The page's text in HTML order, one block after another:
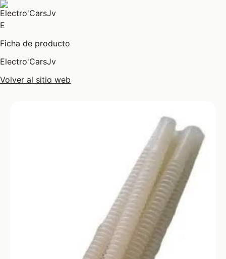
E
Ficha de producto
Electro'CarsJv
Volver al sitio web